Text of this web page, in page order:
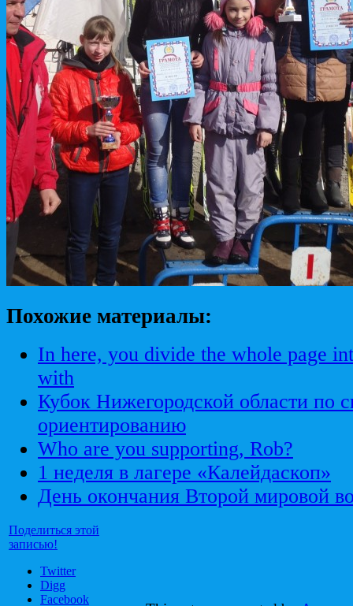
Похожие материалы:
In here, you divide the whole page
with
Кубок Нижегородской области по
ориентированию
Who are you supporting, Rob?
1 неделя в лагере «Калейдаскоп»
День окончания Второй мировой
Поделиться этой
записью!
Twitter
Digg
Facebook